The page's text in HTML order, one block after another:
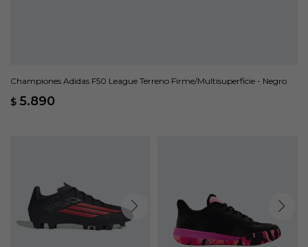
Championes Adidas F50 League Terreno Firme/Multisuperficie - Negro
$ 5.890